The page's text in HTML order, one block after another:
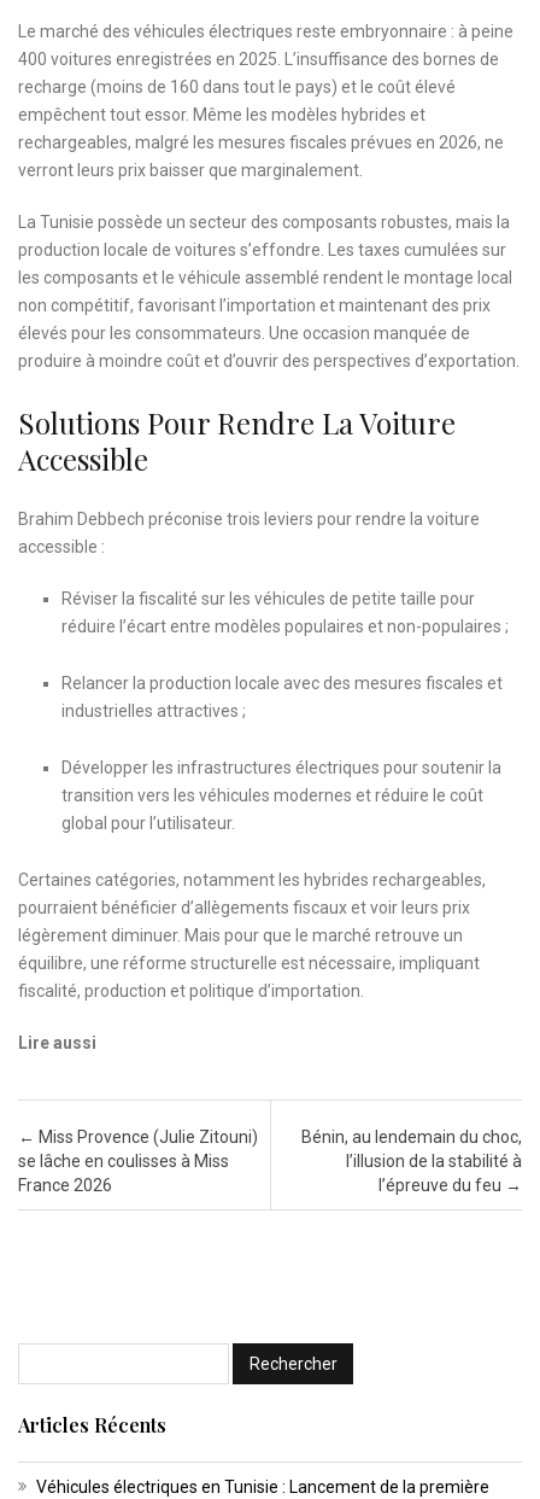
Le marché des véhicules électriques reste embryonnaire : à peine
400 voitures enregistrées en 2025. L’insuffisance des bornes de
recharge (moins de 160 dans tout le pays) et le coût élevé
empêchent tout essor. Même les modèles hybrides et
rechargeables, malgré les mesures fiscales prévues en 2026, ne
verront leurs prix baisser que marginalement.
La Tunisie possède un secteur des composants robustes, mais la
production locale de voitures s’effondre. Les taxes cumulées sur
les composants et le véhicule assemblé rendent le montage local
non compétitif, favorisant l’importation et maintenant des prix
élevés pour les consommateurs. Une occasion manquée de
produire à moindre coût et d’ouvrir des perspectives d’exportation.
Solutions Pour Rendre La Voiture
Accessible
Brahim Debbech préconise trois leviers pour rendre la voiture
accessible :
Réviser la fiscalité sur les véhicules de petite taille pour
réduire l’écart entre modèles populaires et non-populaires ;
Relancer la production locale avec des mesures fiscales et
industrielles attractives ;
Développer les infrastructures électriques pour soutenir la
transition vers les véhicules modernes et réduire le coût
global pour l’utilisateur.
Certaines catégories, notamment les hybrides rechargeables,
pourraient bénéficier d’allègements fiscaux et voir leurs prix
légèrement diminuer. Mais pour que le marché retrouve un
équilibre, une réforme structurelle est nécessaire, impliquant
fiscalité, production et politique d’importation.
Lire aussi
Post navigation
← Miss Provence (Julie Zitouni)
se lâche en coulisses à Miss
France 2026
Bénin, au lendemain du choc,
l’illusion de la stabilité à
l’épreuve du feu →
Articles Récents
Véhicules électriques en Tunisie : Lancement de la première